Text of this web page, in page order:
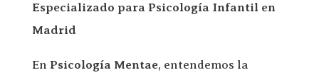
Especializado para Psicología Infantil en
Madrid
En Psicología Mentae, entendemos la